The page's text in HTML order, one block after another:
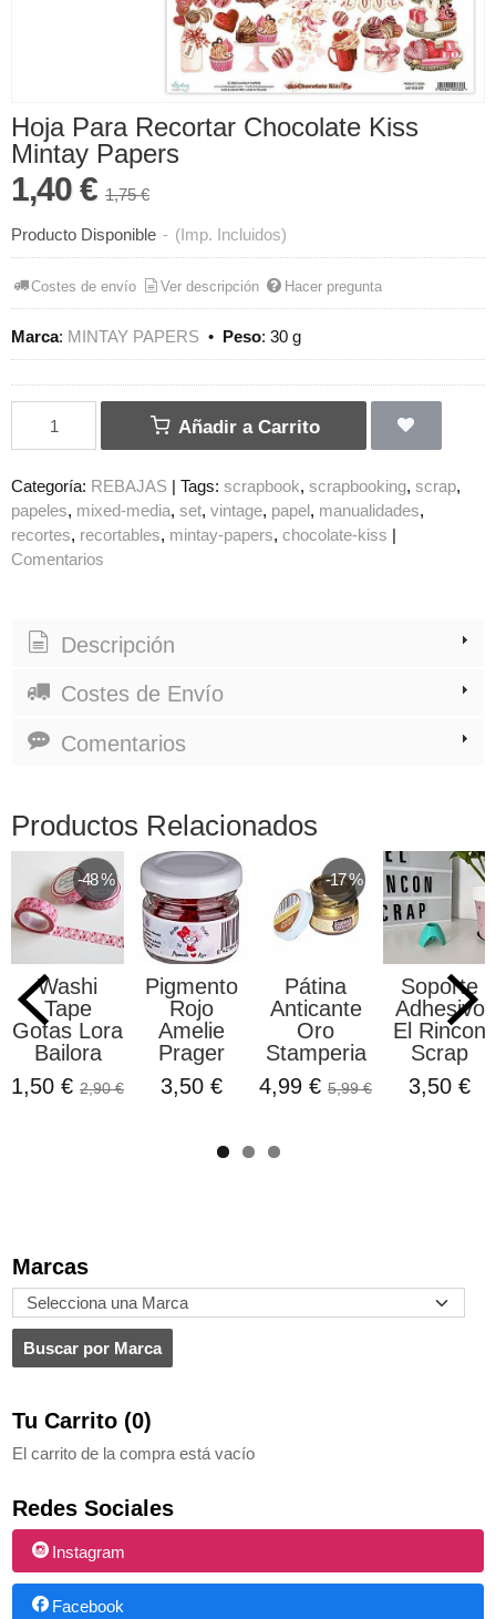
Marcas
Tu Carrito (0)
El carrito de la compra está vacío
Redes Sociales
Instagram
Facebook
Hoja Para Recortar Chocolate Kiss
Mintay Papers
1,40 € 1,75 €
Producto Disponible - (Imp. Incluidos)
Costes de envío Ver descripción Hacer pregunta
Marca: MINTAY PAPERS • Peso: 30 g
Añadir a Carrito
Categoría: REBAJAS Tags: scrapbook scrapbooking scrap
papeles mixed-media set vintage papel
manualidades
recortes recortables mintay-papers chocolate-kiss
Comentarios
Descripción
Costes de Envío
Comentarios
Productos Relacionados
-48 %
Washi
Tape
Gotas Lora
Bailora
1,50 € 2,90 €
Pigmento
Rojo
Amelie
Prager
3,50 €
-17 %
Pátina
Anticante
Oro
Stamperia
4,99 € 5,99 €
Soporte
Adhesivo
El Rincon
Scrap
3,50 €